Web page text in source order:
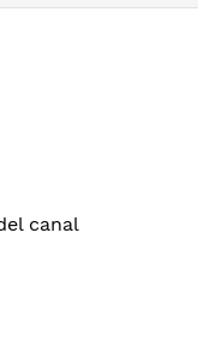
canal